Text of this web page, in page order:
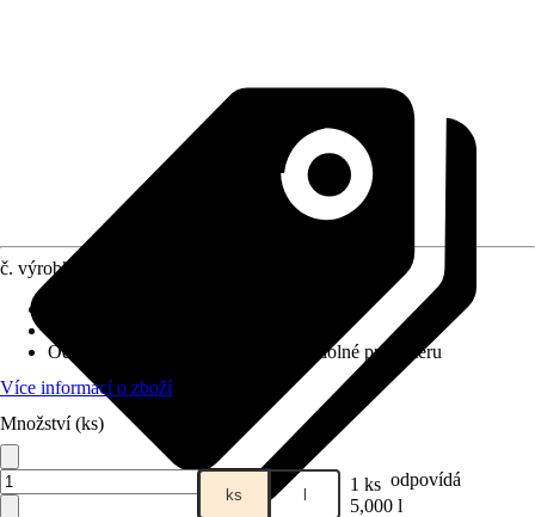
č. výrobku
Odolnost proti otěru za mokra
2 - odolné proti otěru
Více informací o zboží
Množství (ks)
ks l 1 ks odpovídá
5,000 l